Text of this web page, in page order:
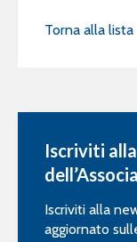
Torna alla lista
Iscriviti
Iscriviti alla
aggiornato